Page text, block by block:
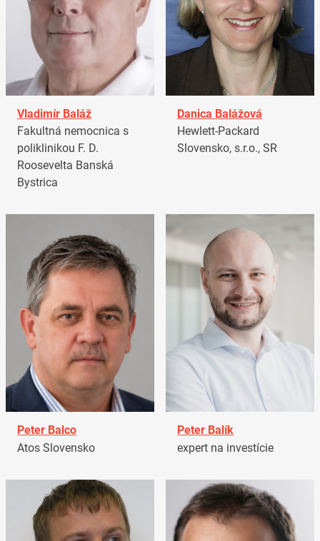
Vladimír Baláž
Fakultná nemocnica s
poliklinikou F. D.
Roosevelta Banská
Bystrica
Danica Balážová
Hewlett-Packard
Slovensko, s.r.o., SR
Peter Balco
Atos Slovensko
Peter Balík
expert na investície